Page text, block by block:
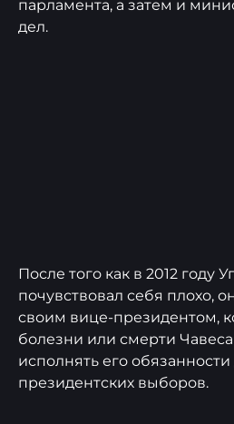
парламента, а затем и
дел.
После того как в 2012 году
почувствовал себя плохо,
своим вице-президентом,
болезни или смерти
исполнять его
президентских выборов.